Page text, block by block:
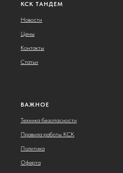
КСК ТАНДЕМ
Новости
Цены
Контакты
Статьи
ВАЖНОЕ
Техника безопасности
Правила работы КСК
Политика
Оферта